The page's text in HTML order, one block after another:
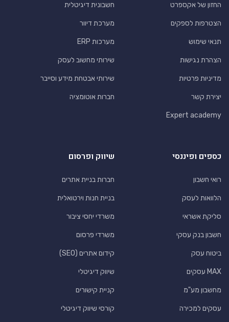
החזון של אקספרט
הצטרפות לספקים
תנאי שימוש
הצהרת נגישות
מדיניות פרטיות
יצירת קשר
Expert academy
חשבונית דיגיטלית
מערכת דיוור
מערכות ERP
שירותי מחשוב לעסק
שירותי אבטחת מידע וסייבר
חברות אוטומציה
כספים ופיננסי
רואי חשבון
הלוואות לעסק
סליקת אשראי
חשבון בנק עסקי
ביטוח עסק
MAX עסקים
מחשבון מע"מ
עסקים למכירה
שיווק ופרסום
חברות בניית אתרים
בניית חנות וירטואלית
משרדי יחסי ציבור
משרדי פרסום
קידום אתרים (SEO)
שיווק דיגיטלי
קניית קישורים
קורסי שיווק דיגיטלי